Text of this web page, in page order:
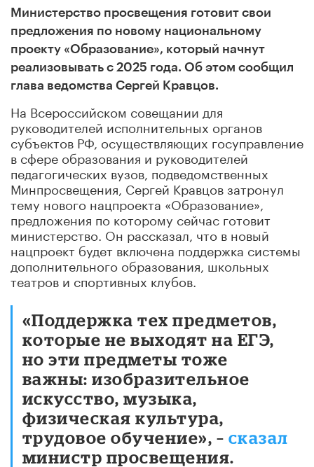
Министерство просвещения готовит свои
предложения по новому национальному
проекту «Образование», который начнут
реализовывать с 2025 года. Об этом сообщил
глава ведомства Сергей Кравцов.
На Всероссийском совещании для
руководителей исполнительных органов
субъектов РФ, осуществляющих госуправление
в сфере образования и руководителей
педагогических вузов, подведомственных
Минпросвещения, Сергей Кравцов затронул
тему нового нацпроекта «Образование»,
предложения по которому сейчас готовит
министерство. Он рассказал, что в новый
нацпроект будет включена поддержка системы
дополнительного образования, школьных
театров и спортивных клубов.
«Поддержка тех предметов,
которые не выходят на ЕГЭ,
но эти предметы тоже
важны: изобразительное
искусство, музыка,
физическая культура,
трудовое обучение», – сказал
министр просвещения.